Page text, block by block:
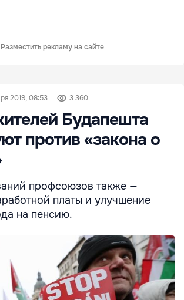
Разместить рекламу на сайте
2019, 08:53 3 360
Будапешта
против «закона о
профсоюзов также —
платы и улучшение
на пенсию.